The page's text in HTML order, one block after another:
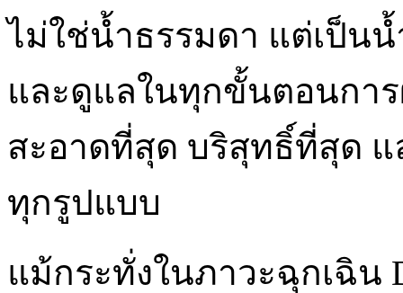
ไม่ใช่น้ำธรรมดา แต่เป็น
และดูแลในทุกขั้นตอนการ
สะอาดที่สุด บริสุทธิ์ที่สุด แ
ทุกรูปแบบ
แม้กระทั่งในภาวะฉุกเฉิน